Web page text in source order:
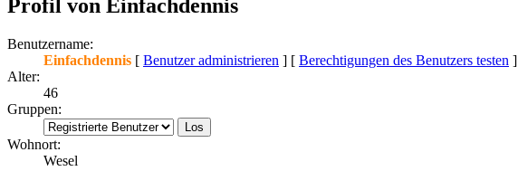
Profil von Einfachdennis
Benutzername:
Einfachdennis [ Benutzer administrieren ] [ Berechtigungen des Benutzers testen ]
Alter:
46
Gruppen:
Wohnort:
Wesel